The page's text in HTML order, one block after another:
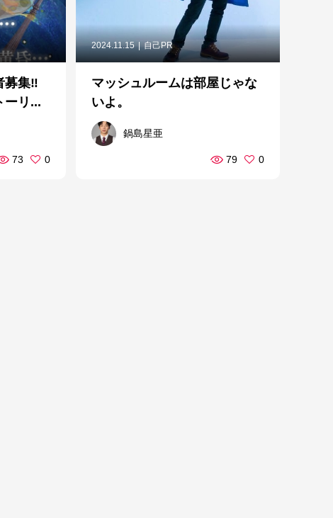
募集‼
ーリ...
73 0
2024.11.15 自己PR
マッシュルームは部屋じゃな
いよ。
鍋島星亜
79 0